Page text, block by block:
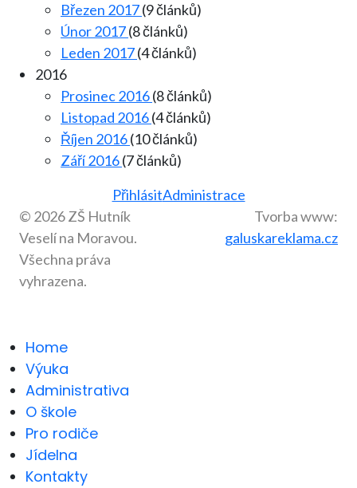
Březen 2017(9 článků)
Únor 2017(8 článků)
Leden 2017(4 článků)
2016
Prosinec 2016(8 článků)
Listopad 2016(4 článků)
Říjen 2016(10 článků)
Září 2016(7 článků)
PřihlásitAdministrace
© 2026 ZŠ Hutník
Veselí na Moravou.
Všechna práva
vyhrazena.
Tvorba www:
galuskareklama.cz
Home
Výuka
Administrativa
O škole
Pro rodiče
Jídelna
Kontakty